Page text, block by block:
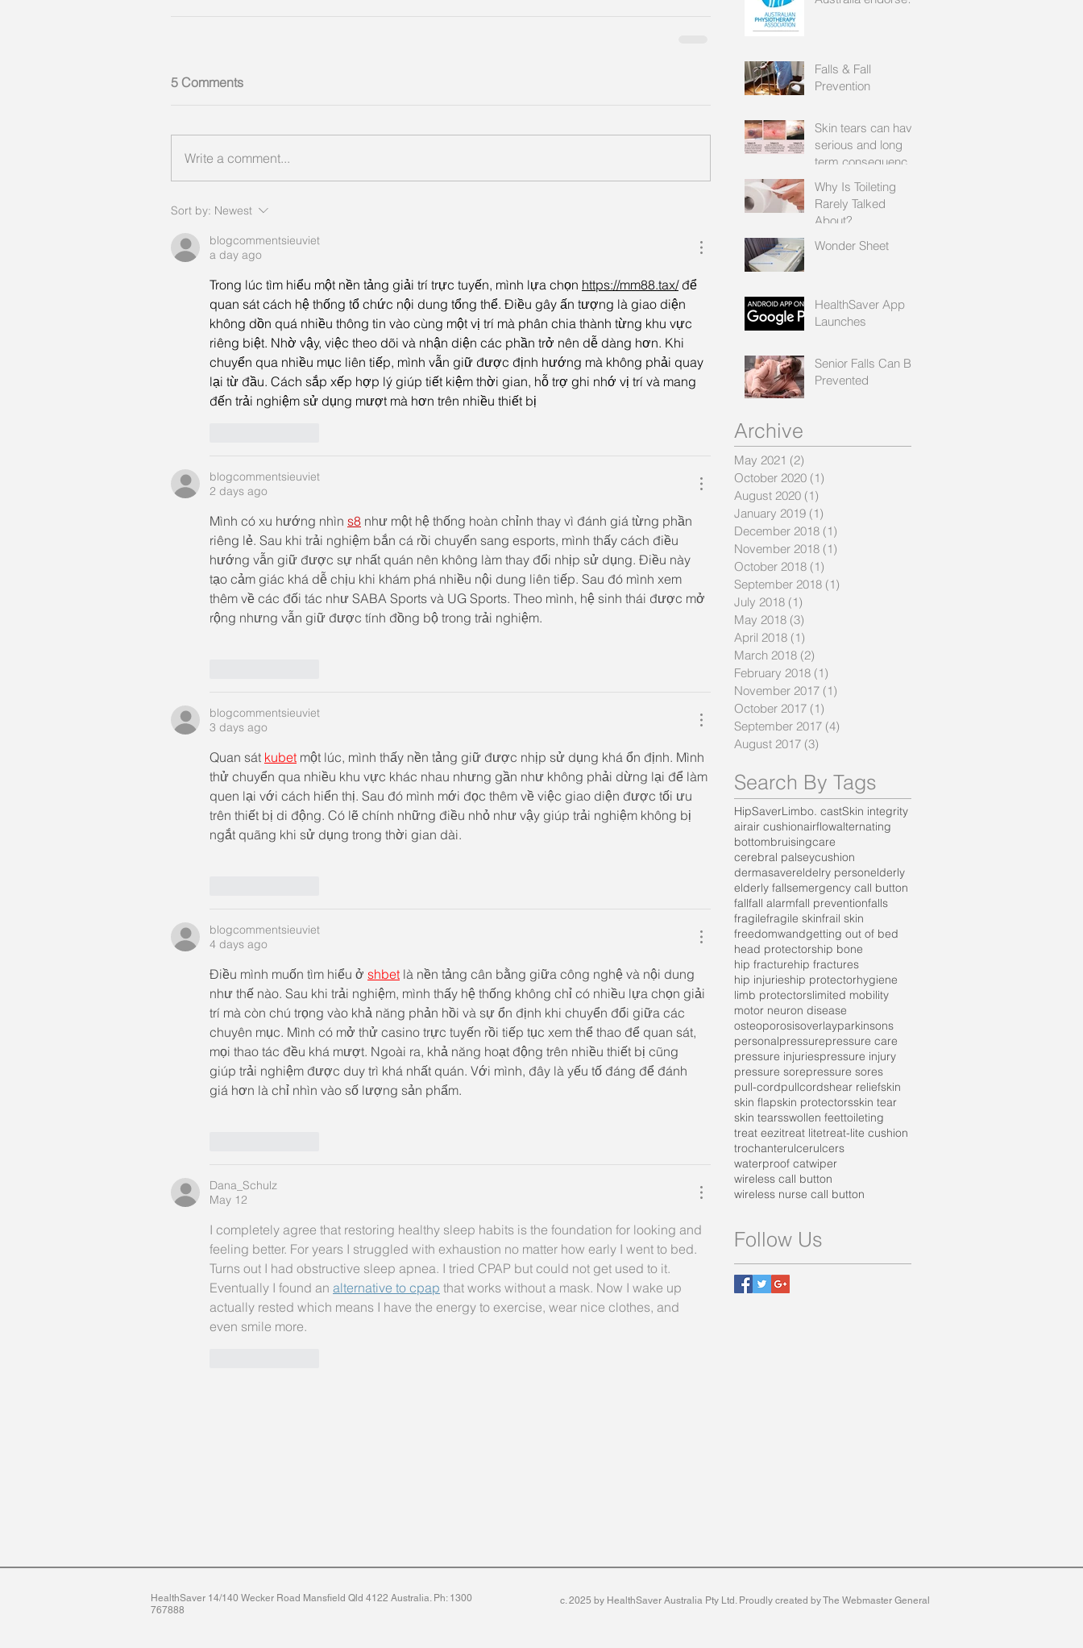
5 Comments
Write a comment...
Sort by: Newest
blogcommentsieuviet
a day ago
Trong lúc tìm hiểu một nền tảng giải trí trực tuyến, mình lựa chọn https://mm88.tax/ để
quan sát cách hệ thống tổ chức nội dung tổng thể. Điều gây ấn tượng là giao diện
không dồn quá nhiều thông tin vào cùng một vị trí mà phân chia thành từng khu vực
riêng biệt. Nhờ vậy, việc theo dõi và nhận diện các phần trở nên dễ dàng hơn. Khi
chuyển qua nhiều mục liên tiếp, mình vẫn giữ được định hướng mà không phải quay
lại từ đầu. Cách sắp xếp hợp lý giúp tiết kiệm thời gian, hỗ trợ ghi nhớ vị trí và mang
đến trải nghiệm sử dụng mượt mà hơn trên nhiều thiết bị
blogcommentsieuviet
2 days ago
Mình có xu hướng nhìn s8 như một hệ thống hoàn chỉnh thay vì đánh giá từng phần
riêng lẻ. Sau khi trải nghiệm bắn cá rồi chuyển sang esports, mình thấy cách điều
hướng vẫn giữ được sự nhất quán nên không làm thay đổi nhịp sử dụng. Điều này
tạo cảm giác khá dễ chịu khi khám phá nhiều nội dung liên tiếp. Sau đó mình xem
thêm về các đối tác như SABA Sports và UG Sports. Theo mình, hệ sinh thái được mở
rộng nhưng vẫn giữ được tính đồng bộ trong trải nghiệm.
blogcommentsieuviet
3 days ago
Quan sát kubet một lúc, mình thấy nền tảng giữ được nhịp sử dụng khá ổn định. Mình
thử chuyển qua nhiều khu vực khác nhau nhưng gần như không phải dừng lại để làm
quen lại với cách hiển thị. Sau đó mình mới đọc thêm về việc giao diện được tối ưu
trên thiết bị di động. Có lẽ chính những điều nhỏ như vậy giúp trải nghiệm không bị
ngắt quãng khi sử dụng trong thời gian dài.
blogcommentsieuviet
4 days ago
Điều mình muốn tìm hiểu ở shbet là nền tảng cân bằng giữa công nghệ và nội dung
như thế nào. Sau khi trải nghiệm, mình thấy hệ thống không chỉ có nhiều lựa chọn giải
trí mà còn chú trọng vào khả năng phản hồi và sự ổn định khi chuyển đổi giữa các
chuyên mục. Mình có mở thử casino trực tuyến rồi tiếp tục xem thể thao để quan sát,
mọi thao tác đều khá mượt. Ngoài ra, khả năng hoạt động trên nhiều thiết bị cũng
giúp trải nghiệm được duy trì khá nhất quán. Với mình, đây là yếu tố đáng để đánh
giá hơn là chỉ nhìn vào số lượng sản phẩm.
Dana_Schulz
May 12
I completely agree that restoring healthy sleep habits is the foundation for looking and
feeling better. For years I struggled with exhaustion no matter how early I went to bed.
Turns out I had obstructive sleep apnea. I tried CPAP but could not get used to it.
Eventually I found an alternative to cpap that works without a mask. Now I wake up
actually rested which means I have the energy to exercise, wear nice clothes, and
even smile more.
Falls & Fall
Prevention
Skin tears can have
serious and long
term consequences
skin
Why Is Toileting
Rarely Talked
About?
Wonder Sheet
HealthSaver App
Launches
Senior Falls Can Be
Prevented
Archive
May 2021 (2)
October 2020 (1)
August 2020 (1)
January 2019 (1)
December 2018 (1)
November 2018 (1)
October 2018 (1)
September 2018 (1)
July 2018 (1)
May 2018 (3)
April 2018 (1)
March 2018 (2)
February 2018 (1)
November 2017 (1)
October 2017 (1)
September 2017 (4)
August 2017 (3)
Search By Tags
HipSaverLimbo. castSkin integrity
airair cushionairflowalternating
bottombruisingcare
cerebral palseycushion
dermasavereldelry personelderly
elderly fallsemergency call button
fallfall alarmfall preventionfalls
fragilefragile skinfrail skin
freedomwandgetting out of bed
head protectorship bone
hip fracturehip fractures
hip injurieship protectorhygiene
limb protectorslimited mobility
motor neuron disease
osteoporosisoverlayparkinsons
personalpressurepressure care
pressure injuriespressure injury
pressure sorepressure sores
pull-cordpullcordshear reliefskin
skin flapskin protectorsskin tear
skin tearsswollen feettoileting
treat eezitreat litetreat-lite cushion
trochanterulcerulcers
waterproof catwiper
wireless call button
wireless nurse call button
Follow Us
HealthSaver 14/140 Wecker Road Mansfield Qld 4122 Australia. Ph: 1300
767888
c. 2025 by HealthSaver Australia Pty Ltd. Proudly created by The Webmaster General